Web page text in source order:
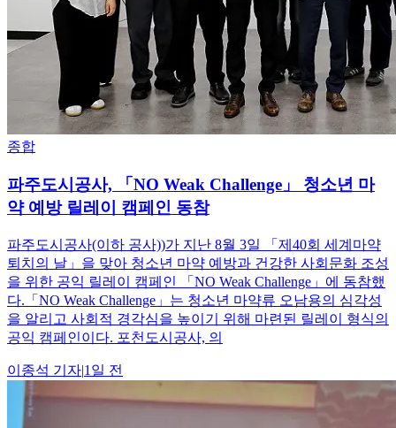
종합
파주도시공사, 「NO Weak Challenge」 청소년 마
약 예방 릴레이 캠페인 동참
파주도시공사(이하 공사))가 지난 8월 3일 「제40회 세계마약
퇴치의 날」을 맞아 청소년 마약 예방과 건강한 사회문화 조성
을 위한 공익 릴레이 캠페인 「NO Weak Challenge」에 동참했
다.「NO Weak Challenge」는 청소년 마약류 오남용의 심각성
을 알리고 사회적 경각심을 높이기 위해 마련된 릴레이 형식의
공익 캠페인이다. 포천도시공사, 의
이종석 기자|1일 전